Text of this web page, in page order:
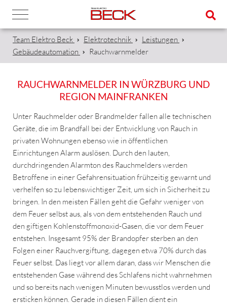
Team Elektro Beck Elektrotechnik
Leistungen
Gebäudeautomation
Rauchwarnmelder
RAUCHWARNMELDER IN WÜRZBURG UND
REGION MAINFRANKEN
Unter Rauchmelder oder Brandmelder fallen alle technischen
Geräte, die im Brandfall bei der Entwicklung von Rauch in
privaten Wohnungen ebenso wie in öffentlichen
Einrichtungen Alarm auslösen. Durch den lauten,
durchdringenden Alarmton des Rauchmelders werden
Betroffene in einer Gefahrensituation frühzeitig gewarnt und
verhelfen so zu lebenswichtiger Zeit, um sich in Sicherheit zu
bringen. In den meisten Fällen geht die Gefahr weniger von
dem Feuer selbst aus, als von dem entstehenden Rauch und
den giftigen Kohlenstoffmonoxid-Gasen, die vor dem Feuer
entstehen. Insgesamt 95% der Brandopfer sterben an den
Folgen einer Rauchvergiftung, dagegen etwa 70% durch das
Feuer selbst. Das liegt vor allem daran, dass wir Menschen die
entstehenden Gase während des Schlafens nicht wahrnehmen
und so bereits nach wenigen Minuten bewusstlos werden und
ersticken können. Gerade in diesen Fällen dient ein